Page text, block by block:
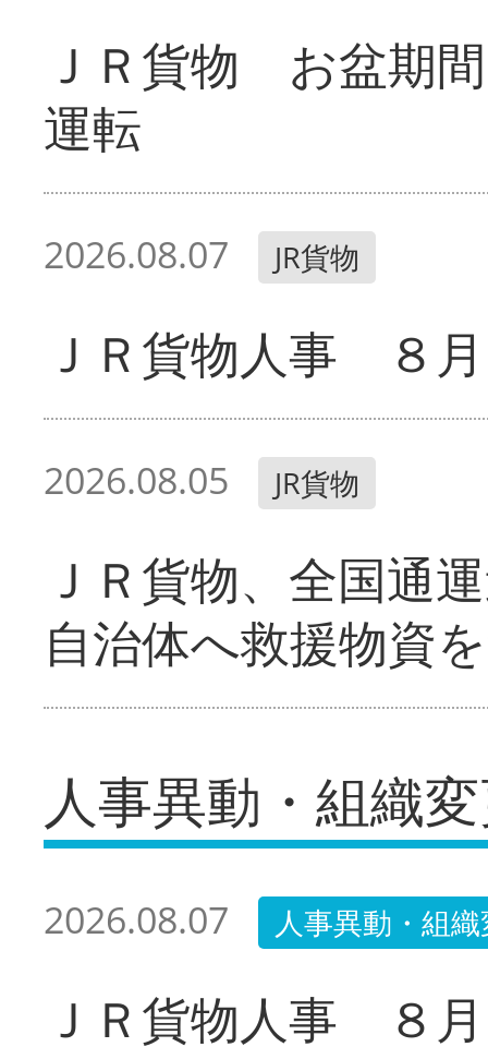
ＪＲ貨物 お盆期
運転
2026.08.07 JR貨物
ＪＲ貨物人事 ８
2026.08.05 JR貨物
ＪＲ貨物、全国通
自治体へ救援物資
人事異動・組織
2026.08.07 人事異動・組
ＪＲ貨物人事 ８